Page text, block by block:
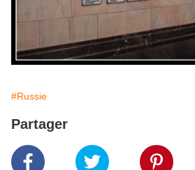
#Russie
Partager